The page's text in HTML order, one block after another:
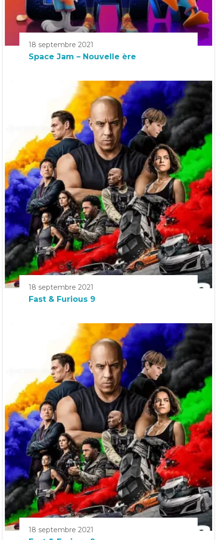
18 septembre 2021
Space Jam – Nouvelle ère
18 septembre 2021
Fast & Furious 9
18 septembre 2021